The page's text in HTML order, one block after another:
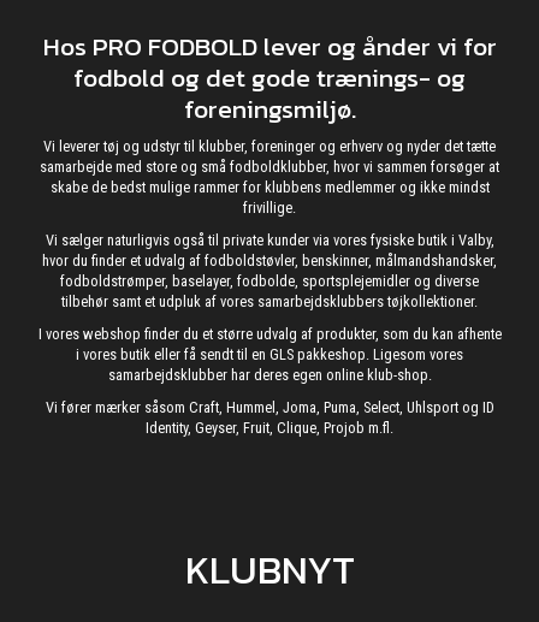
Hos PRO FODBOLD lever og ånder vi for
fodbold og det gode trænings- og
foreningsmiljø.
Vi leverer tøj og udstyr til klubber, foreninger og erhverv og nyder det tætte
samarbejde med store og små fodboldklubber, hvor vi sammen forsøger at
skabe de bedst mulige rammer for klubbens medlemmer og ikke mindst
frivillige.
Vi sælger naturligvis også til private kunder via vores fysiske butik i Valby,
hvor du finder et udvalg af fodboldstøvler, benskinner, målmandshandsker,
fodboldstrømper, baselayer, fodbolde, sportsplejemidler og diverse
tilbehør samt et udpluk af vores samarbejdsklubbers tøjkollektioner.
I vores webshop finder du et større udvalg af produkter, som du kan afhente
i vores butik eller få sendt til en GLS pakkeshop. Ligesom vores
samarbejdsklubber har deres egen online klub-shop.
Vi fører mærker såsom Craft, Hummel, Joma, Puma, Select, Uhlsport og ID
Identity, Geyser, Fruit, Clique, Projob m.fl.
KLUBNYT